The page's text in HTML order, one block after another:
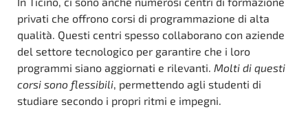
privati che offrono corsi di programmazione di alta
qualità. Questi centri spesso collaborano con aziende
del settore tecnologico per garantire che i loro
programmi siano aggiornati e rilevanti. Molti di questi
corsi sono flessibili, permettendo agli studenti di
studiare secondo i propri ritmi e impegni.